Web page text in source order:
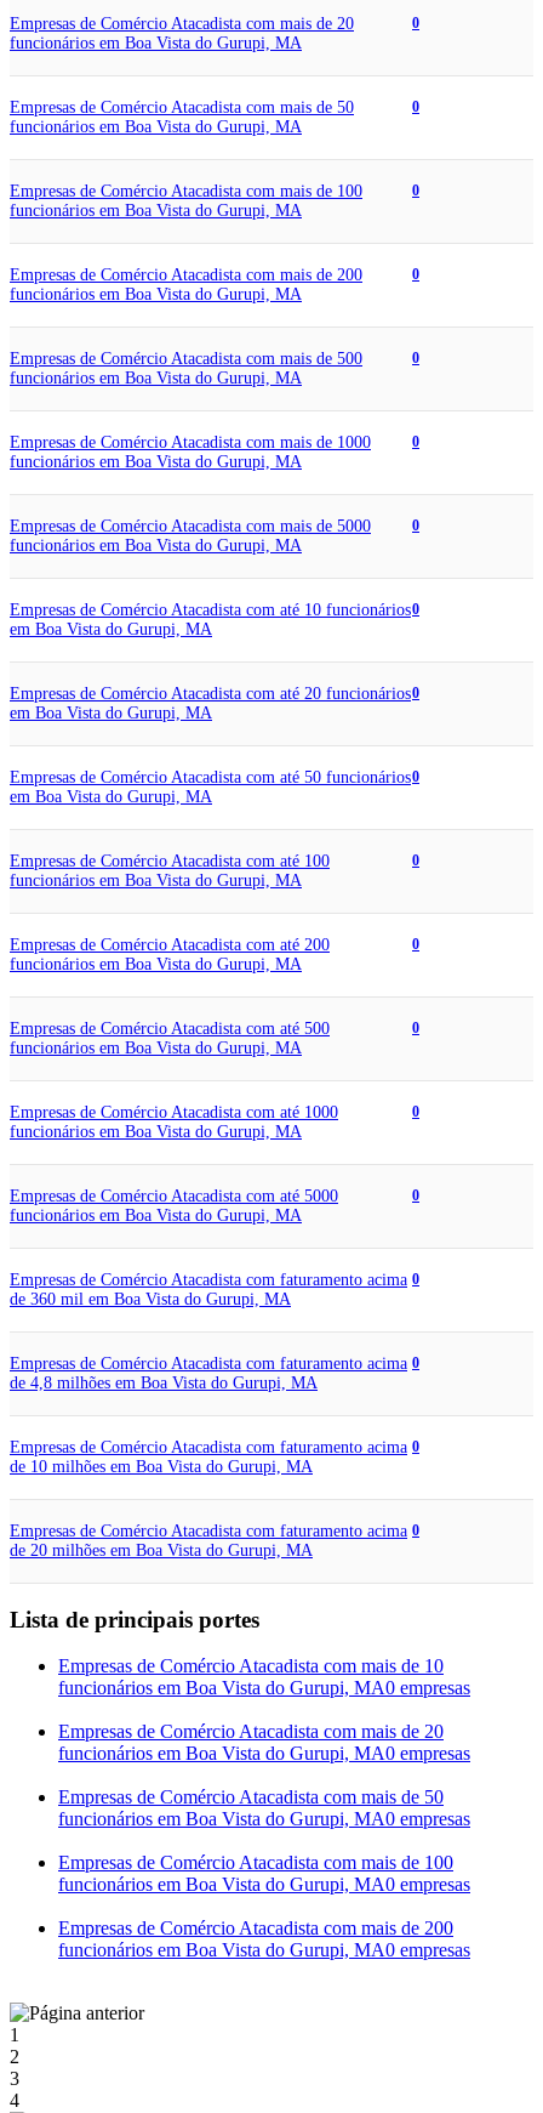
Empresas de Comércio Atacadista com mais de 20
funcionários em Boa Vista do Gurupi, MA
0
Empresas de Comércio Atacadista com mais de 50
funcionários em Boa Vista do Gurupi, MA
0
Empresas de Comércio Atacadista com mais de 100
funcionários em Boa Vista do Gurupi, MA
0
Empresas de Comércio Atacadista com mais de 200
funcionários em Boa Vista do Gurupi, MA
0
Empresas de Comércio Atacadista com mais de 500
funcionários em Boa Vista do Gurupi, MA
0
Empresas de Comércio Atacadista com mais de 1000
funcionários em Boa Vista do Gurupi, MA
0
Empresas de Comércio Atacadista com mais de 5000
funcionários em Boa Vista do Gurupi, MA
0
Empresas de Comércio Atacadista com até 10 funcionários
em Boa Vista do Gurupi, MA
0
Empresas de Comércio Atacadista com até 20 funcionários
em Boa Vista do Gurupi, MA
0
Empresas de Comércio Atacadista com até 50 funcionários
em Boa Vista do Gurupi, MA
0
Empresas de Comércio Atacadista com até 100
funcionários em Boa Vista do Gurupi, MA
0
Empresas de Comércio Atacadista com até 200
funcionários em Boa Vista do Gurupi, MA
0
Empresas de Comércio Atacadista com até 500
funcionários em Boa Vista do Gurupi, MA
0
Empresas de Comércio Atacadista com até 1000
funcionários em Boa Vista do Gurupi, MA
0
Empresas de Comércio Atacadista com até 5000
funcionários em Boa Vista do Gurupi, MA
0
Empresas de Comércio Atacadista com faturamento acima
de 360 mil em Boa Vista do Gurupi, MA
0
Empresas de Comércio Atacadista com faturamento acima
de 4,8 milhões em Boa Vista do Gurupi, MA
0
Empresas de Comércio Atacadista com faturamento acima
de 10 milhões em Boa Vista do Gurupi, MA
0
Empresas de Comércio Atacadista com faturamento acima
de 20 milhões em Boa Vista do Gurupi, MA
0
Lista de principais portes
Empresas de Comércio Atacadista com mais de 10
funcionários em Boa Vista do Gurupi, MA0 empresas
Empresas de Comércio Atacadista com mais de 20
funcionários em Boa Vista do Gurupi, MA0 empresas
Empresas de Comércio Atacadista com mais de 50
funcionários em Boa Vista do Gurupi, MA0 empresas
Empresas de Comércio Atacadista com mais de 100
funcionários em Boa Vista do Gurupi, MA0 empresas
Empresas de Comércio Atacadista com mais de 200
funcionários em Boa Vista do Gurupi, MA0 empresas
1
2
3
4